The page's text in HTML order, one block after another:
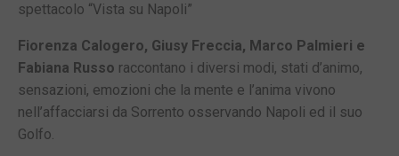
spettacolo “Vista su Napoli”
Fiorenza Calogero, Giusy Freccia, Marco Palmieri e
Fabiana Russo raccontano i diversi modi, stati d’animo,
sensazioni, emozioni che la mente e l’anima vivono
nell’affacciarsi da Sorrento osservando Napoli ed il suo
Golfo.